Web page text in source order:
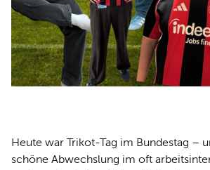
Heute war Trikot-Tag im Bundestag –
schöne Abwechslung im oft